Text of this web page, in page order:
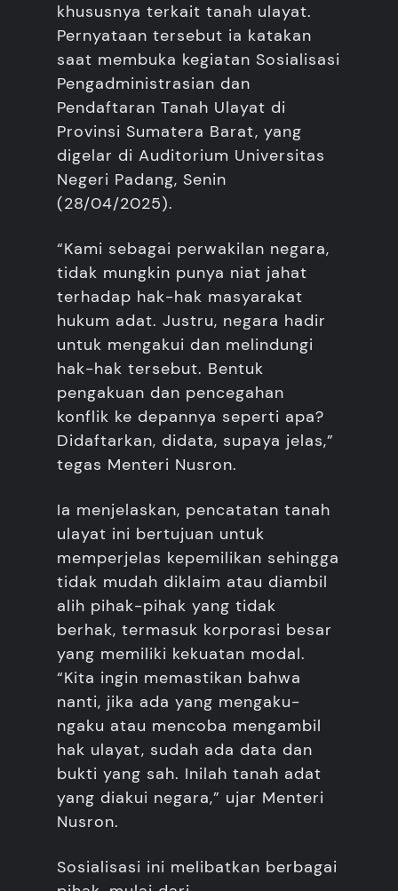
khususnya terkait tanah ulayat.
Pernyataan tersebut ia katakan
saat membuka kegiatan Sosialisasi
Pengadministrasian dan
Pendaftaran Tanah Ulayat di
Provinsi Sumatera Barat, yang
digelar di Auditorium Universitas
Negeri Padang, Senin
(28/04/2025).
“Kami sebagai perwakilan negara,
tidak mungkin punya niat jahat
terhadap hak-hak masyarakat
hukum adat. Justru, negara hadir
untuk mengakui dan melindungi
hak-hak tersebut. Bentuk
pengakuan dan pencegahan
konflik ke depannya seperti apa?
Didaftarkan, didata, supaya jelas,”
tegas Menteri Nusron.
Ia menjelaskan, pencatatan tanah
ulayat ini bertujuan untuk
memperjelas kepemilikan sehingga
tidak mudah diklaim atau diambil
alih pihak-pihak yang tidak
berhak, termasuk korporasi besar
yang memiliki kekuatan modal.
“Kita ingin memastikan bahwa
nanti, jika ada yang mengaku-
ngaku atau mencoba mengambil
hak ulayat, sudah ada data dan
bukti yang sah. Inilah tanah adat
yang diakui negara,” ujar Menteri
Nusron.
Sosialisasi ini melibatkan berbagai